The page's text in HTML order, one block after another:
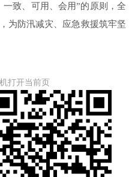
致、可用、会用”的原则，全
为防汛减灾、应急救援筑牢坚
打开当前页